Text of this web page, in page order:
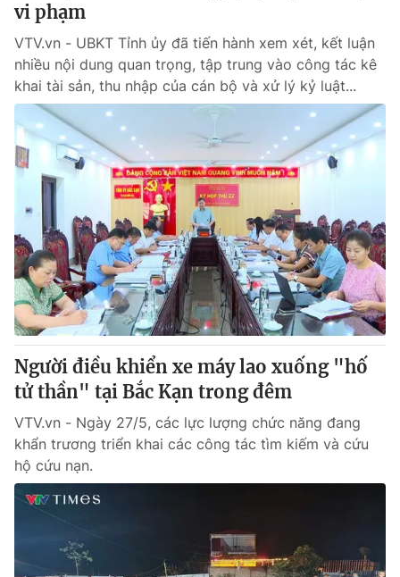
vi phạm
VTV.vn - UBKT Tỉnh ủy đã tiến hành xem xét, kết luận
nhiều nội dung quan trọng, tập trung vào công tác kê
khai tài sản, thu nhập của cán bộ và xử lý kỷ luật...
Người điều khiển xe máy lao xuống "hố
tử thần" tại Bắc Kạn trong đêm
VTV.vn - Ngày 27/5, các lực lượng chức năng đang
khẩn trương triển khai các công tác tìm kiếm và cứu
hộ cứu nạn.